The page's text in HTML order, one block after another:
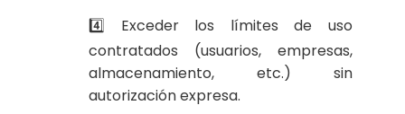
4️⃣ Exceder los límites de uso
contratados (usuarios, empresas,
almacenamiento, etc.) sin
autorización expresa.